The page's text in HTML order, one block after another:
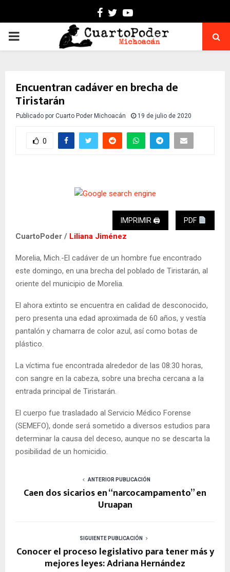
Facebook
TwitterYoutube
PRIMARY
Encuentran cadáver en brecha de
Tiristarán
Publicado por Cuarto Poder Michoacán 19 de julio de 2020
0
IMPRIMIR 🖨 PDF
CuartoPoder / Liliana Jiménez
Morelia, Mich.-El cadáver de un hombre fue encontrado
este domingo, en una brecha del poblado de Tiristarán, al
oriente del municipio de Morelia.
El ahora extinto se encuentra en calidad de desconocido,
pero presenta una edad aproximada de 60 años, y vestía
pantalón y chamarra de color azul, así como botas de
plástico.
La víctima fue encontrada alrededor de las 08:30 horas,
con sangre en la cabeza, sobre una brecha cercana a la
entrada principal de Tiristarán.
El cuerpo fue trasladado al Servicio Médico Forense
(SEMEFO), donde será sometido a diversos estudios para
determinar la causa del deceso, aunque no se descarta la
posibilidad de un homicidio.
ANTERIOR PUBLICACIÓN
Caen dos sicarios en “narcocampamento” en
Uruapan
SIGUIENTE PUBLICACIÓN
Conocer el proceso legislativo para tener más y
mejores leyes: Adriana Hernández